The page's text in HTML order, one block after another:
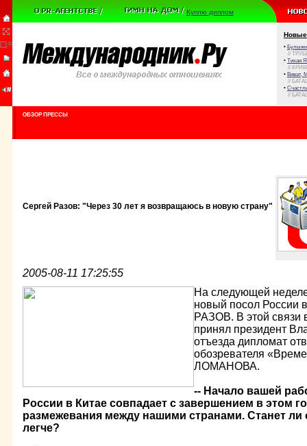
Куплю диплом
Новые
•
//
• Тихая
//
• Виват,
//
•
//
ОБЗОР ПРЕССЫ
Сергей Разов: "Через 30 лет я возвращаюсь в новую страну"
2005-08-11 17:25:55
На следующей
новый посол России
РАЗОВ. В этой связи
принял президент
отъезда дипломат
обозревателя
ЛОМАНОВА.
-- Начало вашей
России в Китае совпадает с завершением в этом
размежевания между нашими странами. Станет ли
легче?